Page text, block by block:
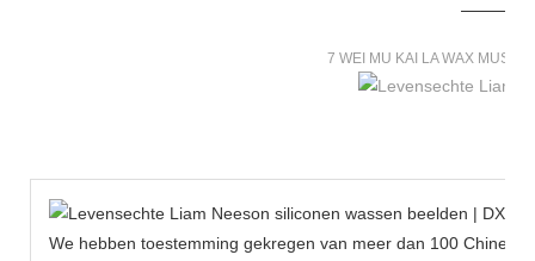
7 WEI MU KAI LA WAX
We hebben toestemming gekregen van meer dan 100